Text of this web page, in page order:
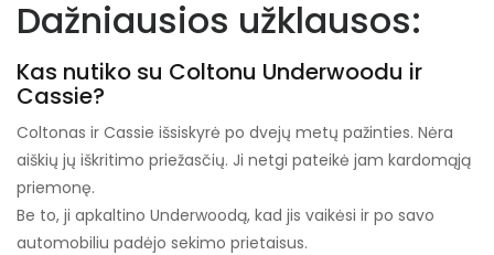
Dažniausios užklausos:
Kas nutiko su Coltonu Underwoodu ir
Cassie?
Coltonas ir Cassie išsiskyrė po dvejų metų pažinties. Nėra
aiškių jų iškritimo priežasčių. Ji netgi pateikė jam kardomąją
priemonę.
Be to, ji apkaltino Underwoodą, kad jis vaikėsi ir po savo
automobiliu padėjo sekimo prietaisus.